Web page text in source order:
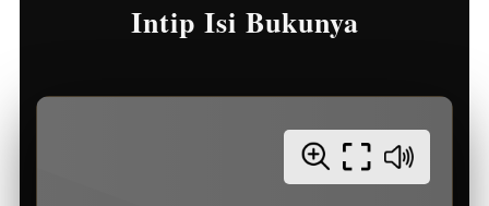
Intip Isi Bukunya